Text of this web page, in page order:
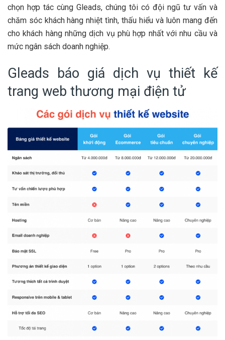
chọn hợp tác cùng Gleads, chúng tôi có đội ngũ tư vấn và
chăm sóc khách hàng nhiệt tình, thấu hiểu và luôn mang đến
cho khách hàng những dịch vụ phù hợp nhất với nhu cầu và
mức ngân sách doanh nghiệp.
Gleads báo giá dịch vụ thiết kế
trang web thương mại điện tử